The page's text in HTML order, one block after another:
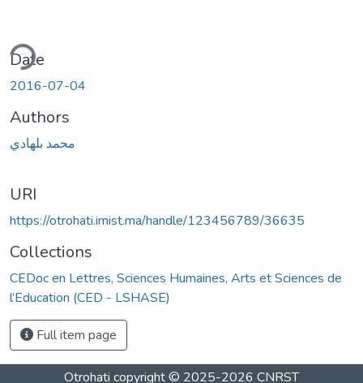
Date
2016-07-04
Authors
محمد بلهادي
URI
https://otrohati.imist.ma/handle/123456789/36635
Collections
CEDoc en Lettres, Sciences Humaines, Arts et Sciences de
l’Education (CED - LSHASE)
Full item page
Otrohati copyright © 2025-2026 CNRST